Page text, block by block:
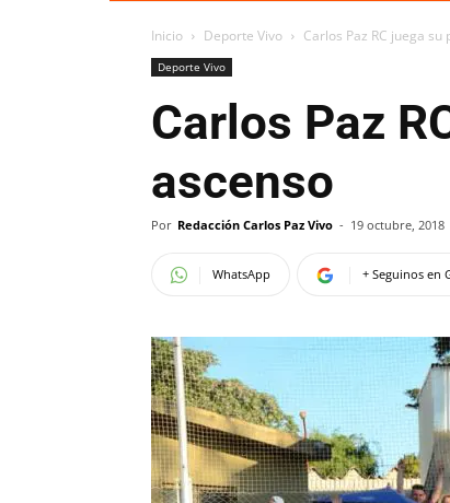
Inicio Deporte Vivo Carlos Paz RC juega
Deporte Vivo
Carlos Paz
ascenso
Por Redacción Carlos Paz Vivo - 19 octubre, 2018
WhatsApp + Seguinos en